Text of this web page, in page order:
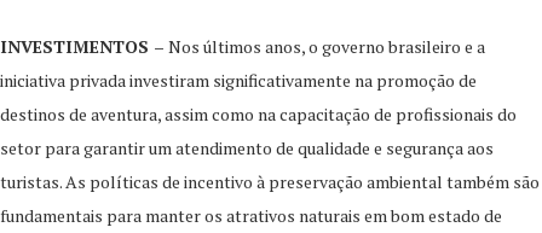
INVESTIMENTOS – Nos últimos anos, o governo brasileiro e a
iniciativa privada investiram significativamente na promoção de
destinos de aventura, assim como na capacitação de profissionais do
setor para garantir um atendimento de qualidade e segurança aos
turistas. As políticas de incentivo à preservação ambiental também são
fundamentais para manter os atrativos naturais em bom estado de